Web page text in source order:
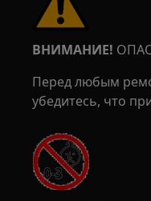
ВНИМАНИЕ!
Перед любым
убедитесь, что